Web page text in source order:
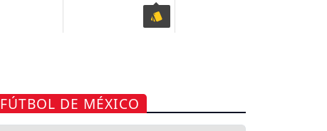
FÚTBOL DE MÉXICO